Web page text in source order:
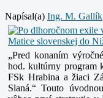
Napísal(a) Ing. M. Gallík
„Pred konaním
hod. kultúrny program
FSk Hrabina a žiaci
Slaná.“Touto